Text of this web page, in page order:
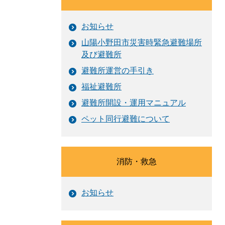
お知らせ
山陽小野田市災害時緊急避難場所
及び避難所
避難所運営の手引き
福祉避難所
避難所開設・運用マニュアル
ペット同行避難について
消防・救急
お知らせ